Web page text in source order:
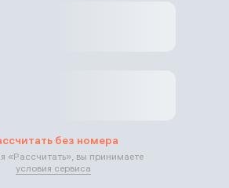
без номера
«Рассчитать», вы принимаете
условия сервиса